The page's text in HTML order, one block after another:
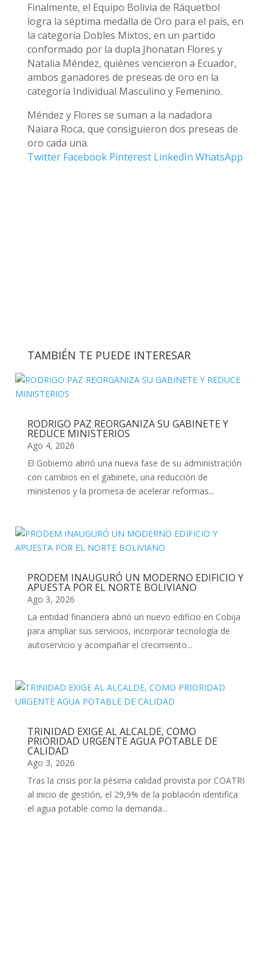
Finalmente, el Equipo Bolivia de Ráquetbol
logra la séptima medalla de Oro para el país, en
la categoría Dobles Mixtos, en un partido
conformado por la dupla Jhonatan Flores y
Natalia Méndez, quiénes vencieron a Ecuador,
ambos ganadores de preseas de oro en la
categoría Individual Masculino y Femenino.
Méndez y Flores se suman a la nadadora
Naiara Roca, que consiguieron dos preseas de
oro cada una.
Twitter Facebook Pinterest LinkedIn WhatsApp
TAMBIÉN TE PUEDE INTERESAR
RODRIGO PAZ REORGANIZA SU GABINETE Y
REDUCE MINISTERIOS
Ago 4, 2026
El Gobierno abrió una nueva fase de su administración
con cambios en el gabinete, una reducción de
ministerios y la promesa de acelerar reformas...
PRODEM INAUGURÓ UN MODERNO EDIFICIO Y
APUESTA POR EL NORTE BOLIVIANO
Ago 3, 2026
La entidad financiera abrió un nuevo edificio en Cobija
para ampliar sus servicios, incorporar tecnología de
autoservicio y acompañar el crecimiento...
TRINIDAD EXIGE AL ALCALDE, COMO
PRIORIDAD URGENTE AGUA POTABLE DE
CALIDAD
Ago 3, 2026
Tras la crisis por la pésima calidad provista por COATRI
al inicio de gestión, el 29,9% de la población identifica
el agua potable como la demanda...